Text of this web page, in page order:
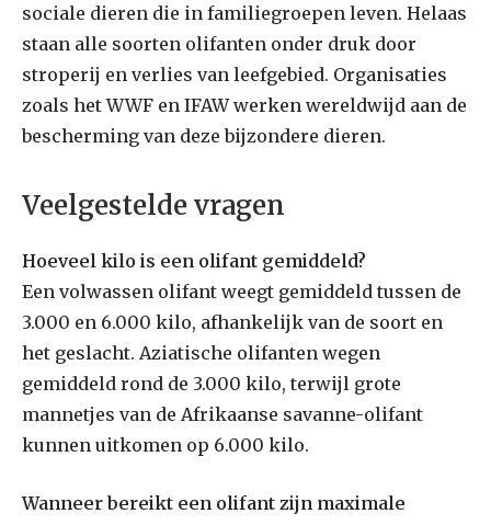
sociale dieren die in familiegroepen leven. Helaas
staan alle soorten olifanten onder druk door
stroperij en verlies van leefgebied. Organisaties
zoals het WWF en IFAW werken wereldwijd aan de
bescherming van deze bijzondere dieren.
Veelgestelde vragen
Hoeveel kilo is een olifant gemiddeld?
Een volwassen olifant weegt gemiddeld tussen de
3.000 en 6.000 kilo, afhankelijk van de soort en
het geslacht. Aziatische olifanten wegen
gemiddeld rond de 3.000 kilo, terwijl grote
mannetjes van de Afrikaanse savanne-olifant
kunnen uitkomen op 6.000 kilo.
Wanneer bereikt een olifant zijn maximale